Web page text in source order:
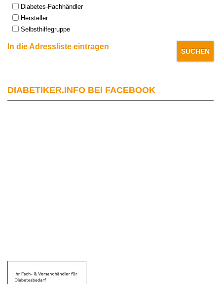
Diabetes-Fachhändler
Hersteller
Selbsthilfegruppe
In die Adressliste eintragen
DIABETIKER.INFO BEI FACEBOOK